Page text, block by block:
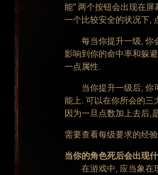
能" 两个按钮会出现在
一个比较安全的状况下,
每当你提升一级, 你会
影响到你的命中率和躲
一点属性.
当你提升一级后, 你可
能上. 可以在你所会的三
因为一旦点数加上去后,
需要查看每级要求的经
当你的角色死后会出现
在游戏中, 应当象在现